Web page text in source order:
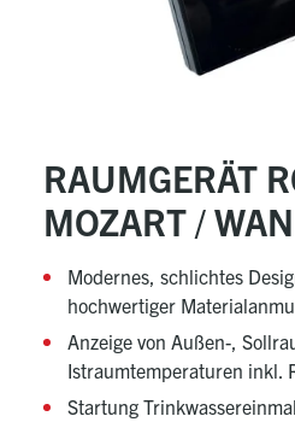
RAUMGERÄT
MOZART /
Modernes, schlichtes
hochwertiger
Anzeige von Außen-,
Istraumtemperaturen inkl.
Startung